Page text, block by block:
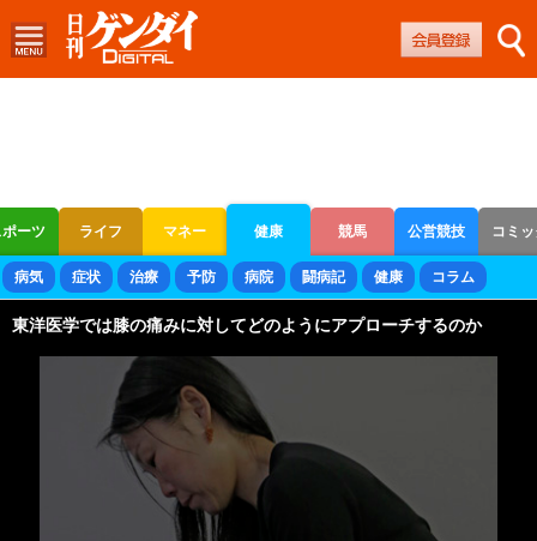
ーツ ライフ マネー 健康 競馬 公営競技 コミ
ボートレース 競輪 オートレース
病気 症状 治療 予防 病院 闘病記 健康 コラム
東洋医学では膝の痛みに対してどのようにアプローチするのか